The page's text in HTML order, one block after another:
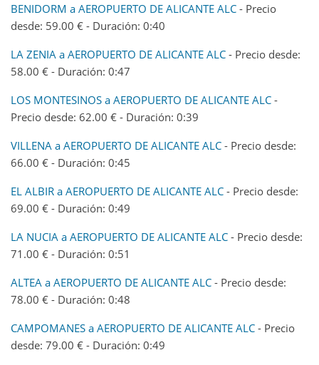
BENIDORM a AEROPUERTO DE ALICANTE ALC - Precio
desde: 59.00 € - Duración: 0:40
LA ZENIA a AEROPUERTO DE ALICANTE ALC - Precio desde:
58.00 € - Duración: 0:47
LOS MONTESINOS a AEROPUERTO DE ALICANTE ALC -
Precio desde: 62.00 € - Duración: 0:39
VILLENA a AEROPUERTO DE ALICANTE ALC - Precio desde:
66.00 € - Duración: 0:45
EL ALBIR a AEROPUERTO DE ALICANTE ALC - Precio desde:
69.00 € - Duración: 0:49
LA NUCIA a AEROPUERTO DE ALICANTE ALC - Precio desde:
71.00 € - Duración: 0:51
ALTEA a AEROPUERTO DE ALICANTE ALC - Precio desde:
78.00 € - Duración: 0:48
CAMPOMANES a AEROPUERTO DE ALICANTE ALC - Precio
desde: 79.00 € - Duración: 0:49